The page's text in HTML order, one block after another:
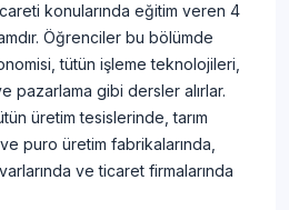
konularında eğitim veren 4
Öğrenciler bu bölümde
tütün işleme teknolojileri,
pazarlama gibi dersler alırlar.
üretim tesislerinde, tarım
puro üretim fabrikalarında,
ve ticaret firmalarında